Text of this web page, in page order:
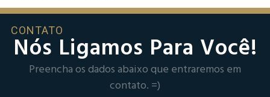
CONTATO
Nós Ligamos Para Você!
Preencha os dados abaixo que entraremos em
contato. =)